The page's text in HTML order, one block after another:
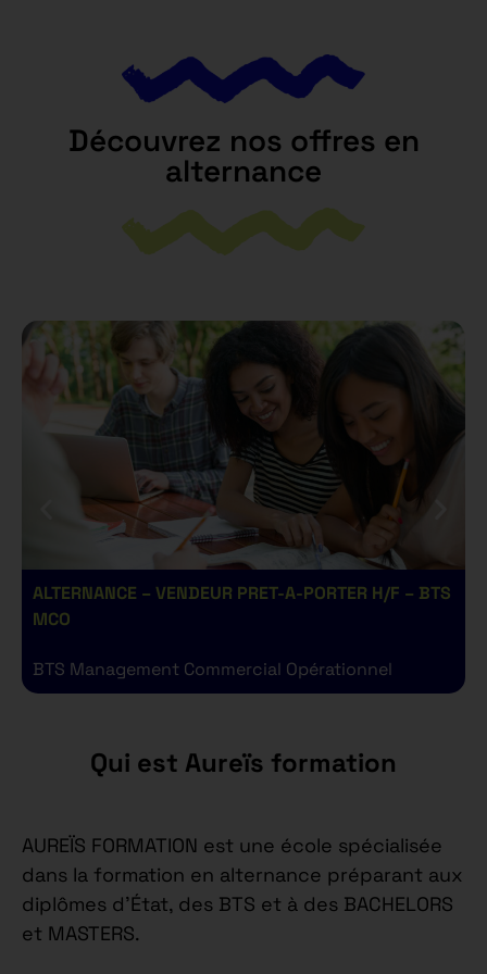
Découvrez nos offres en
alternance
ALTERNANCE – VENDEUR PRET-A-PORTER H/F – BTS
MCO
BTS Management Commercial Opérationnel
Qui est Aureïs formation
AUREÏS FORMATION est une école spécialisée
dans la formation en alternance préparant aux
diplômes d’État, des BTS et à des BACHELORS
et MASTERS.